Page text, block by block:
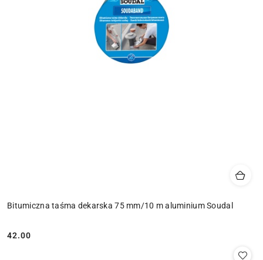
Bitumiczna taśma dekarska 75 mm/10 m aluminium Soudal
Cena:
42.00